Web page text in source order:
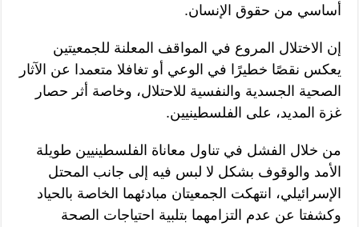
أساسي من حقوق الإنسان.
إن الاختلال المروع في المواقف المعلنة للجمعيتين
يعكس نقصًا خطيرًا في الوعي أو تغافلا متعمدا عن الآثار
الصحية الجسدية والنفسية للاحتلال، وخاصة أثر حصار
غزة المديد، على الفلسطينيين.
من خلال الفشل في تناول معاناة الفلسطينيين طويلة
الأمد والوقوف بشكل لا لبس فيه إلى جانب المحتل
الإسرائيلي، انتهكت الجمعيتان مبادئهما الخاصة بالحياد
وكشفتا عن عدم التزامهما بتلبية احتياجات الصحة